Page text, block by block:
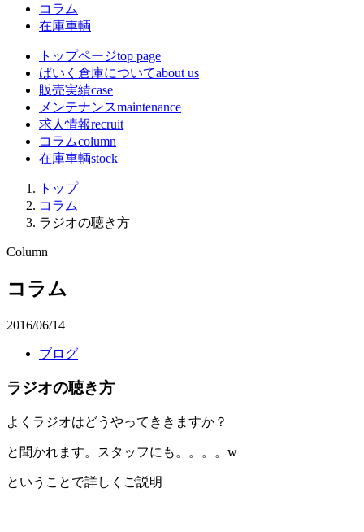
コラム
在庫車輌
トップページtop page
ばいく倉庫についてabout us
販売実績case
メンテナンスmaintenance
求人情報recruit
コラムcolumn
在庫車輌stock
トップ
コラム
ラジオの聴き方
Column
コラム
2016/06/14
ブログ
ラジオの聴き方
よくラジオはどうやってききますか？
と聞かれます。スタッフにも。。。。w
ということで詳しくご説明